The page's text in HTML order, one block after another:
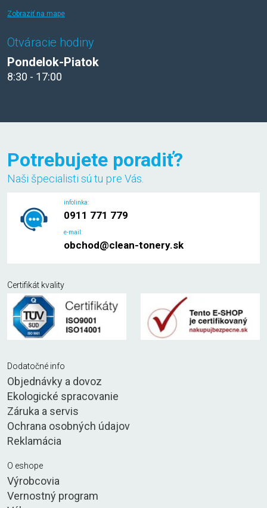
Zobraziť na mape
Otváracie hodiny
Pondelok-Piatok
8:30 - 17:00
Potrebujete poradiť?
Naši špecialisti sú tu pre Vás.
infolinka:
0911 771 779
e-mail:
obchod@clean-tonery.sk
Certifikát kvality
Dodatočné info
Objednávky a dovoz
Ekologické spracovanie
Záruka a servis
Ochrana osobných údajov
Reklamácia
O eshope
Výrobcovia
Vernostný program